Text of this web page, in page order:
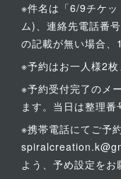
※件名は「6/9チケ
ム)、連絡先電話番
の記載が無い場合、
※予約はお一人様2枚
※予約受付完了のメ
ます。当日は整理番
※携帯電話にてご予
よう、予め設定をお